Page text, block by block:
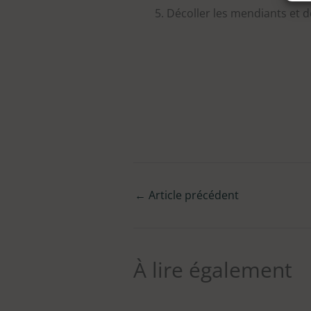
Décoller les mendiants et
← Article précédent
À lire également